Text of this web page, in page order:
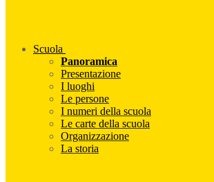
Scuola
Panoramica
Presentazione
I luoghi
Le persone
I numeri della scuola
Le carte della scuola
Organizzazione
La storia